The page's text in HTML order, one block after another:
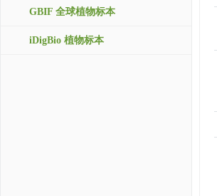
GBIF 全球植物标本
iDigBio 植物标本